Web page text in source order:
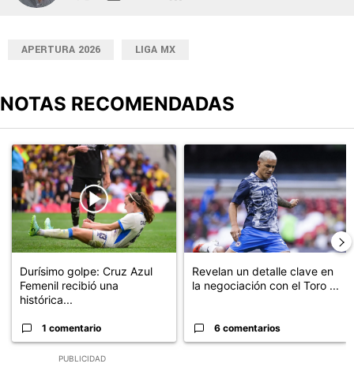
APERTURA 2026 LIGA MX
NOTAS RECOMENDADAS
PUBLICIDAD
Un artículo de tendencia con el título "Durísimo golpe: Cruz Azul
Durísimo golpe: Cruz Azul
Femenil recibió una
histórica...
1 comentario
Un artículo de tendencia con
Revelan un detalle clave en
la negociación con el Toro ...
6 comentarios